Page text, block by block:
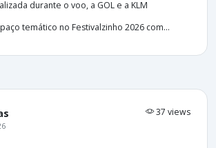
durante o voo, a GOL e a KLM
temático no Festivalzinho 2026 com...
37 views